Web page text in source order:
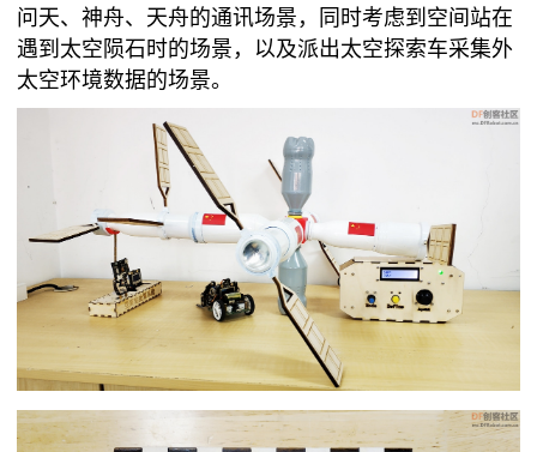
问天、神舟、天舟的通讯场景，同时考虑到空间站在
遇到太空陨石时的场景，以及派出太空探索车采集外
太空环境数据的场景。